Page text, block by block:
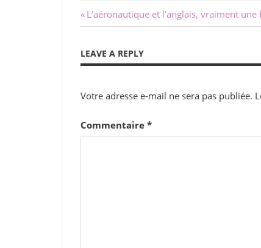
Navigation
l’article
Previous
Post:
L’aéronautique et l’anglais, vraiment une
LEAVE A REPLY
Votre adresse e-mail ne sera pas publiée.
Commentaire *